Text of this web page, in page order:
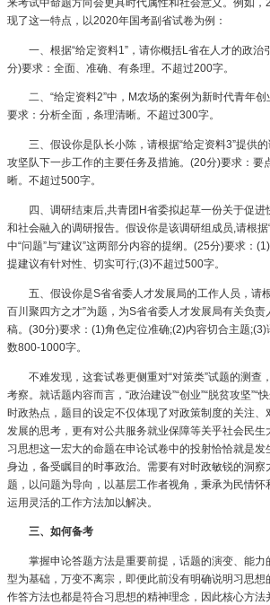
来考试中命题方向会更具时代属性和社会意义。例如
现了这一特点，以2020年国考副省试卷为例：
一、根据“给定资料1”，请你概括L省在人才的政
分)要求：全面、准确、有条理。不超过200字。
二、“给定资料2”中，M农场的案例为新时代青年
要求：分析全面，条理清晰。不超过300字。
三、假设你是队长小陈，请根据“给定资料3”提供
攻坚队下一步工作的主要任务及措施。(20分)要求：要
晰。不超过500字。
四、调研结束后,共青团H省委拟起草一份关于促
和社会融入的调研报告。假设你是该调研组成员,请根据
中“问题”与“建议”这两部分内容的提纲。(25分)要求：
提建议有针对性、切实可行;(3)不超过500字。
五、假设你是S省省委人才发展局的工作人员，请
百川聚四方之才”为题，为S省省委人才发展局有关负
稿。(30分)要求：(1)角色定位准确;(2)内容切合主题
数800-1000字。
不难发现，这套试卷更侧重对“对策类”试题的测查
考察。就话题内容而言，“政治建设”“创业”“脱贫攻坚”“
时政热点，题目的设定不仅体现了对政策制度的关注
发展的思考，更有对公共服务就业保障等关乎社会民生
习思想这一宏大的命题在申论试卷中的投射恰恰就是
身边，备受瞩目的时事政治。需要有对时政敏锐的洞察
题，以问题为导向，以基层工作者视角，秉承为民情
运用灵活的工作方法加以解决。
三、如何备考
掌握申论答题方法是重要前提，话题的演变、能
型为基础，万变不离宗，即便此前没有明确说明习思想
作答方法也都是符合习思想的精神理念，因此核心方法